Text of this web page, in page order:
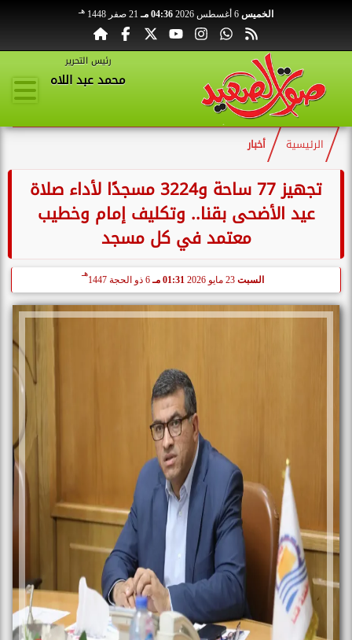
الخميس 04:36 مـ 21 صفر 1448 هـ
رئيس التحرير
محمد عبد اللاه
الرئيسية أخبار
تجهيز 77 ساحة و3224 مسجدًا لأداء صلاة
عيد الأضحى بقنا.. وتكليف إمام وخطيب
معتمد في كل مسجد
السبت 01:31 مـ 6 ذو الحجة 1447
هـ